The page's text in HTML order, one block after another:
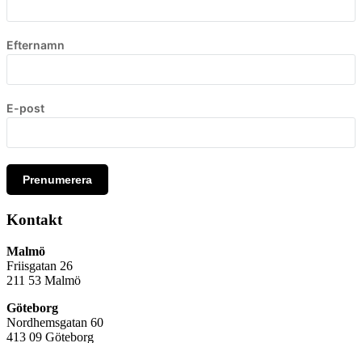
Efternamn
E-post
Prenumerera
Kontakt
Malmö
Friisgatan 26
211 53 Malmö
Göteborg
Nordhemsgatan 60
413 09 Göteborg